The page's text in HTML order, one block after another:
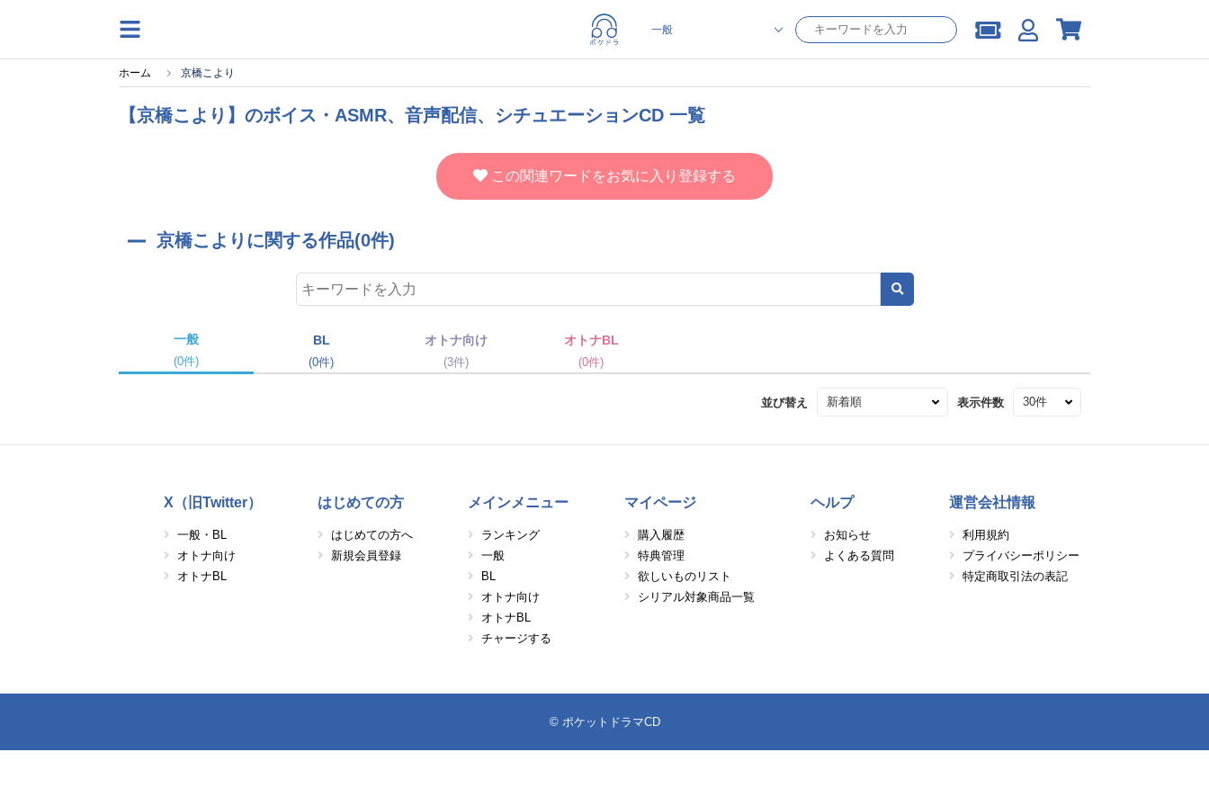
ホーム 京橋こより
【京橋こより】のボイス・ASMR、音声配信、シチュエーションCD 一覧
この関連ワードをお気に入り登録する
京橋こよりに関する作品(0件)
一般
(0件)
BL
(0件)
オトナ向け
(3件)
オトナBL
(0件)
並び替え 表示件数
X（旧Twitter）
一般・BL
オトナ向け
オトナBL
はじめての方
はじめての方へ
新規会員登録
メインメニュー
ランキング
一般
BL
オトナ向け
オトナBL
チャージする
マイページ
購入履歴
特典管理
欲しいものリスト
シリアル対象商品一覧
ヘルプ
お知らせ
よくある質問
運営会社情報
利用規約
プライバシーポリシー
特定商取引法の表記
© ポケットドラマCD